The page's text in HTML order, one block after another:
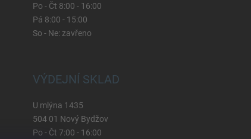
Po - Čt 8:00 - 16:00
Pá 8:00 - 15:00
So - Ne: zavřeno
VÝDEJNÍ SKLAD
U mlýna 1435
504 01 Nový Bydžov
Po - Čt 7:00 - 16:00